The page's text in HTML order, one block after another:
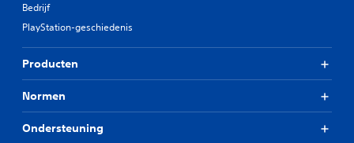
Bedrijf
PlayStation-geschiedenis
Producten
Normen
Ondersteuning